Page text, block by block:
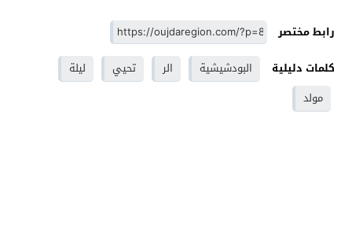
رابط مختصر
كلمات دليلية
البودشيشية الر تحيي
ليلة
مولد